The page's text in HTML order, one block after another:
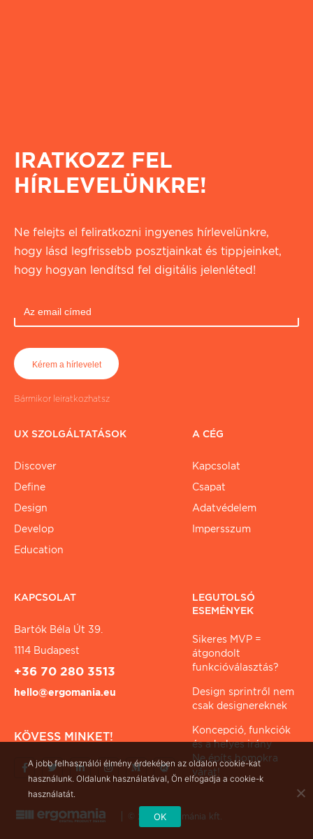
IRATKOZZ FEL
HÍRLEVELÜNKRE!
Ne felejts el feliratkozni ingyenes hírlevelünkre,
hogy lásd legfrissebb posztjainkat és tippjeinket,
hogy hogyan lendítsd fel digitális jelenléted!
Bármikor leiratkozhatsz
UX SZOLGÁLTATÁSOK
Discover
Define
Design
Develop
Education
A CÉG
Kapcsolat
Csapat
Adatvédelem
Impersszum
KAPCSOLAT
Bartók Béla Út 39.
1114 Budapest
+36 70 280 3513
hello@ergomania.eu
KÖVESS MINKET!
LEGUTOLSÓ
ESEMÉNYEK
Sikeres MVP =
átgondolt
funkcióválasztás?
Design sprintről nem
csak designereknek
Koncepció, funkciók
és a helyes irány
Ne építs homokra
várat!
© 2026 ergománia kft.
A jobb felhasználói élmény érdekében az oldalon cookie-kat
használunk. Oldalunk használatával, Ön elfogadja a cookie-k
használatát.
OK